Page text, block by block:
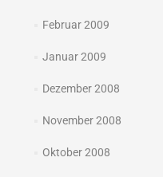
Februar 2009
Januar 2009
Dezember 2008
November 2008
Oktober 2008